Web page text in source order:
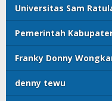
Universitas Sam
Pemerintah
Franky Donny
denny tewu